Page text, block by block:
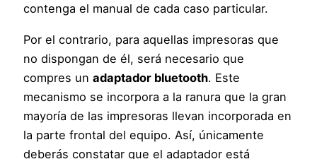
contenga el manual de cada caso particular.
Por el contrario, para aquellas impresoras que
no dispongan de él, será necesario que
compres unadaptador bluetooth. Este
mecanismo se incorpora a la ranura que la gran
mayoría de las impresoras llevan incorporada en
la parte frontal del equipo. Así, únicamente
deberás constatar que el adaptador está